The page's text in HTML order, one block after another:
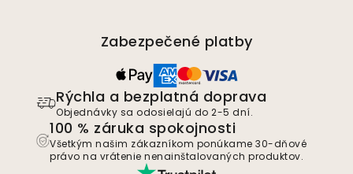
Zabezpečené platby
Rýchla a bezplatná doprava
Objednávky sa odosielajú do 2-5 dní.
100 % záruka spokojnosti
Všetkým našim zákazníkom ponúkame 30-dňové
právo na vrátenie nenainštalovaných produktov.